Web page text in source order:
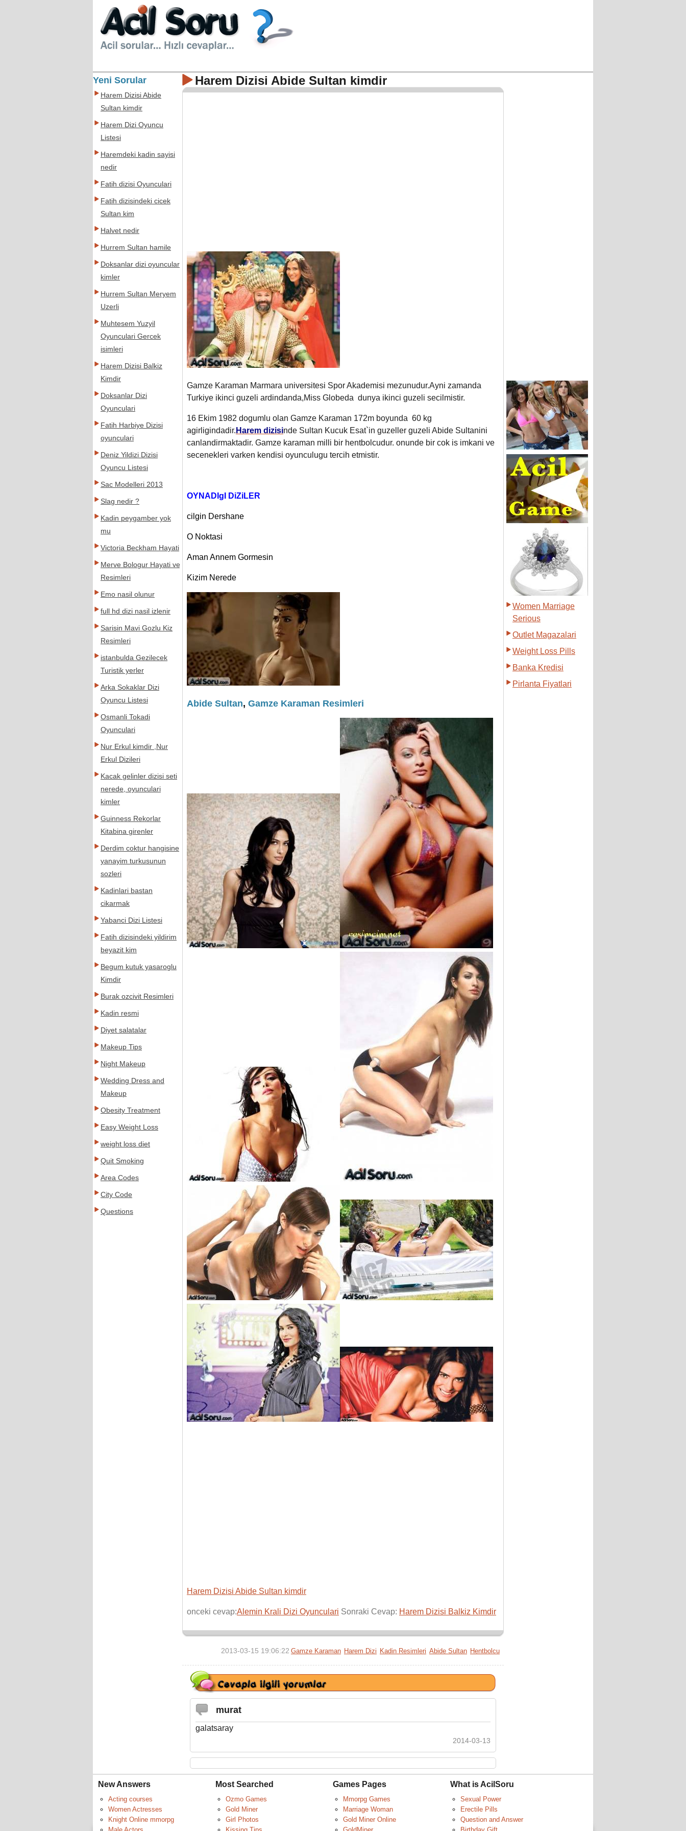
Harem Dizisi Abide Sultan kimdir
Gamze Karaman Marmara universitesi Spor Akademisi mezunudur.Ayni zamanda
Turkiye ikinci guzeli ardindanda,Miss Globeda dunya ikinci guzeli secilmistir.
16 Ekim 1982 dogumlu olan Gamze Karaman 172m boyunda 60 kg
agirligindadir. Harem dizisinde Sultan Kucuk Esat`in guzeller guzeli Abide Sultanini
canlandirmaktadir. Gamze karaman milli bir hentbolcudur. onunde bir cok is imkani ve
secenekleri varken kendisi oyunculugu tercih etmistir.
OYNADIgI DiZiLER
cilgin Dershane
O Noktasi
Aman Annem Gormesin
Kizim Nerede
Abide Sultan, Gamze Karaman Resimleri
Harem Dizisi Abide Sultan kimdir
onceki cevap:Alemin Krali Dizi Oyunculari Sonraki Cevap: Harem Dizisi Balkiz Kimdir
2013-03-15 19:06:22 Gamze Karaman Harem Dizi Kadin Resimleri Abide Sultan Hentbolcu
murat
galatsaray
2014-03-13
Women Marriage
Serious
Outlet Magazalari
Weight Loss Pills
Banka Kredisi
Pirlanta Fiyatlari
Yeni Sorular
Harem Dizisi Abide
Sultan kimdir
Harem Dizi Oyuncu
Listesi
Haremdeki kadin sayisi
nedir
Fatih dizisi Oyunculari
Fatih dizisindeki cicek
Sultan kim
Halvet nedir
Hurrem Sultan hamile
Doksanlar dizi oyunculari
kimler
Hurrem Sultan Meryem
Uzerli
Muhtesem Yuzyil
Oyunculari Gercek
isimleri
Harem Dizisi Balkiz
Kimdir
Doksanlar Dizi
Oyunculari
Fatih Harbiye Dizisi
oyunculari
Deniz Yildizi Dizisi
Oyuncu Listesi
Sac Modelleri 2013
Slag nedir ?
Kadin peygamber yok
mu
Victoria Beckham Hayati
Merve Bologur Hayati ve
Resimleri
Emo nasil olunur
full hd dizi nasil izlenir
Sarisin Mavi Gozlu Kiz
Resimleri
istanbulda Gezilecek
Turistik yerler
Arka Sokaklar Dizi
Oyuncu Listesi
Osmanli Tokadi
Oyunculari
Nur Erkul kimdir ,Nur
Erkul Dizileri
Kacak gelinler dizisi seti
nerede, oyunculari
kimler
Guinness Rekorlar
Kitabina girenler
Derdim coktur hangisine
yanayim turkusunun
sozleri
Kadinlari bastan
cikarmak
Yabanci Dizi Listesi
Fatih dizisindeki yildirim
beyazit kim
Begum kutuk yasaroglu
Kimdir
Burak ozcivit Resimleri
Kadin resmi
Diyet salatalar
Makeup Tips
Night Makeup
Wedding Dress and
Makeup
Obesity Treatment
Easy Weight Loss
weight loss diet
Quit Smoking
Area Codes
City Code
Questions
New Answers
Acting courses
Women Actresses
Knight Online mmorpg
Most Searched
Ozmo Games
Gold Miner
Girl Photos
Games Pages
Mmorpg Games
Marriage Woman
Gold Miner Online
What is AcilSoru
Sexual Power
Erectile Pills
Question and Answer